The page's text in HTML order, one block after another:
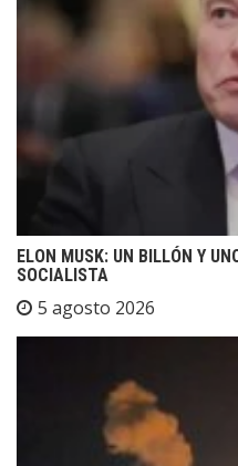
ELON MUSK: UN BILLÓN Y
SOCIALISTA
5 agosto 2026